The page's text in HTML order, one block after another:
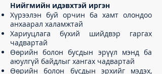
Нийгмийн идэвхтэй иргэн
Хүрээлэн буй орчин ба хамт олондоо
анхаарал халамжтай
Хариуцлага бүхий шийдвэр гаргах
чадвартай
Өөрийн болон бусдын эрүүл мэнд ба
аюулгүй байдлыг хангах чадвартай
Өөрийн болон бусдын эрхийг мэдэх,